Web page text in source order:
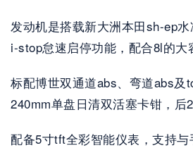
发动机是搭载新大洲本田sh-ep
i-stop怠速启停功能，配合8l的大
标配博世双通道abs、弯道abs
240mm单盘日清双活塞卡钳，后
配备5寸tft全彩智能仪表，支持